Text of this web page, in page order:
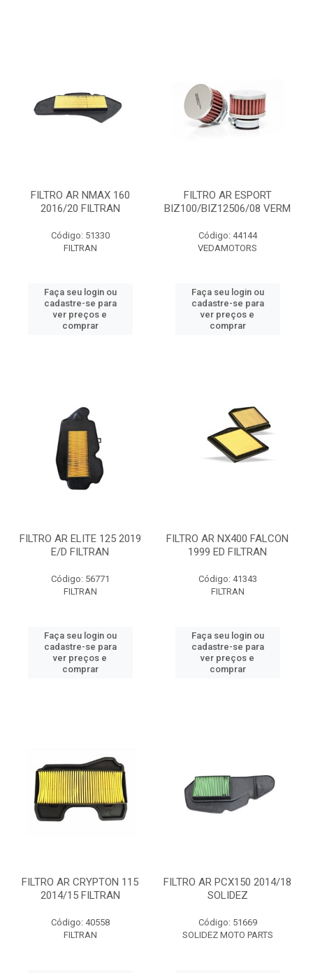
FILTRO AR NMAX 160
2016/20 FILTRAN
Código: 51330
FILTRAN
Faça seu login ou
cadastre-se para
ver preços e
comprar
FILTRO AR ESPORT
BIZ100/BIZ12506/08 VERM
Código: 44144
VEDAMOTORS
Faça seu login ou
cadastre-se para
ver preços e
comprar
FILTRO AR ELITE 125 2019
E/D FILTRAN
Código: 56771
FILTRAN
Faça seu login ou
cadastre-se para
ver preços e
comprar
FILTRO AR NX400 FALCON
1999 ED FILTRAN
Código: 41343
FILTRAN
Faça seu login ou
cadastre-se para
ver preços e
comprar
FILTRO AR CRYPTON 115
2014/15 FILTRAN
Código: 40558
FILTRAN
FILTRO AR PCX150 2014/18
SOLIDEZ
Código: 51669
SOLIDEZ MOTO PARTS